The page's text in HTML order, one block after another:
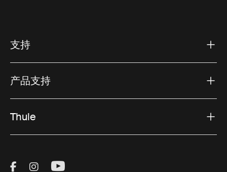
支持
产品支持
Thule
Visit Thule on Facebook (external link)
Visit Thule on Instagram (external link)
Visit Thule on Youtube (external